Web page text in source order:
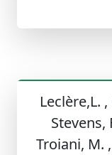
Leclère,L.
Stevens,
Troiani, M.